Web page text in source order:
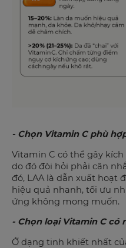
- Chọn Vitamin C phù
Vitamin C có thể gây
do đó đòi hỏi phải cân
đó, LAA là dẫn xuất hoạt
hiệu quả nhanh, tối ưu
ứng không mong muốn.
- Chọn loại Vitamin C có
Ở dạng tinh khiết nhất